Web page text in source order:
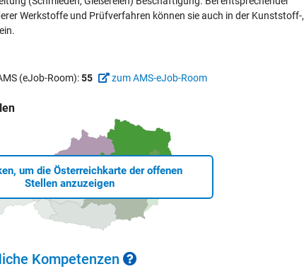
Werkstoffe und Prüfverfahren können sie auch in der Kunststoff-,
(eJob-Room):55 zum AMS-eJob-Room
um die Österreichkarte der offenen
Stellen anzuzeigen
Kom­pe­ten­zen